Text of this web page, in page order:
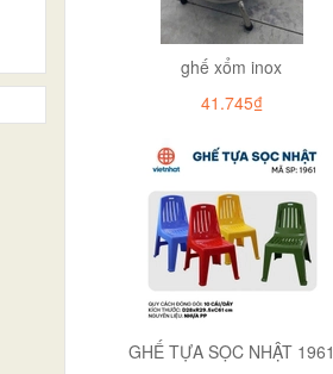
ghế xổm inox
41.745₫
GHẾ TỰA SỌC NHẬT 1961